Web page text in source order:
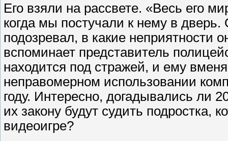
Его взяли на рассвете. «Весь его
когда мы постучали к нему в
подозревал, в какие неприятности
вспоминает представитель
находится под стражей, и ему
неправомерном использовании
году. Интересно, догадывались ли
их закону будут судить подростка,
видеоигре?